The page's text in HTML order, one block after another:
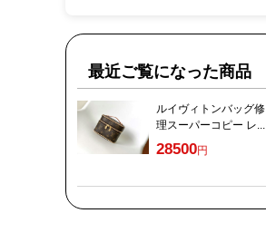
最近ご覧になった商品
ルイヴィトンバッグ修
理スーパーコピー レ...
28500円